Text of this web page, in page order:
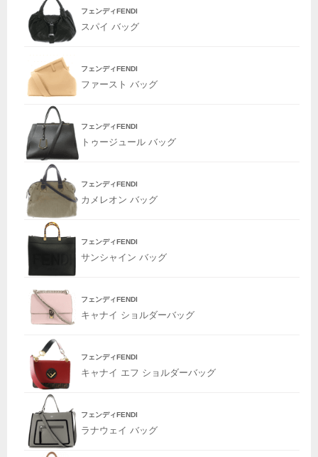
フェンディFENDI
スパイ バッグ
フェンディFENDI
ファースト バッグ
フェンディFENDI
トゥージュール バッグ
フェンディFENDI
カメレオン バッグ
フェンディFENDI
サンシャイン バッグ
フェンディFENDI
キャナイ ショルダーバッグ
フェンディFENDI
キャナイ エフ ショルダーバッグ
フェンディFENDI
ラナウェイ バッグ